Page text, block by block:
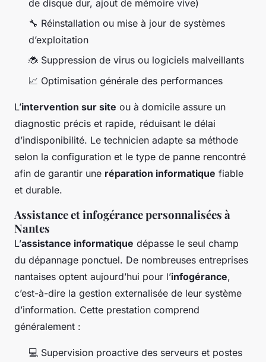
de disque dur, ajout de mémoire vive)
🔧 Réinstallation ou mise à jour de systèmes
d’exploitation
🐞 Suppression de virus ou logiciels malveillants
📈 Optimisation générale des performances
L’intervention sur site ou à domicile assure un
diagnostic précis et rapide, réduisant le délai
d’indisponibilité. Le technicien adapte sa méthode
selon la configuration et le type de panne rencontré
afin de garantir une réparation informatique fiable
et durable.
Assistance et infogérance personnalisées à
Nantes
L’assistance informatique dépasse le seul champ
du dépannage ponctuel. De nombreuses entreprises
nantaises optent aujourd’hui pour l’infogérance,
c’est-à-dire la gestion externalisée de leur système
d’information. Cette prestation comprend
généralement :
💻 Supervision proactive des serveurs et postes